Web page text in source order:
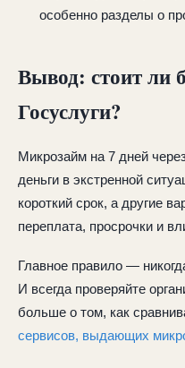
особенно разделы о
Вывод: стоит ли
Госуслуги?
Микрозайм на 7 дней
деньги в экстренной
короткий срок, а другие
переплата, просрочки и
Главное правило —
И всегда проверяйте
больше о том, как
сервисов, выдающих